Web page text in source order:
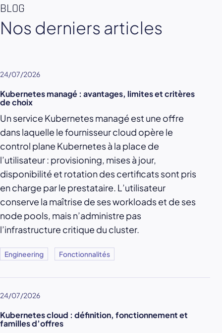
BLOG
Nos derniers articles
24/07/2026
Kubernetes managé : avantages, limites et critères
de choix
Un service Kubernetes managé est une offre
dans laquelle le fournisseur cloud opère le
control plane Kubernetes à la place de
l’utilisateur : provisioning, mises à jour,
disponibilité et rotation des certificats sont pris
en charge par le prestataire. L’utilisateur
conserve la maîtrise de ses workloads et de ses
node pools, mais n’administre pas
l’infrastructure critique du cluster.
Engineering Fonctionnalités
24/07/2026
Kubernetes cloud : définition, fonctionnement et
familles d’offres